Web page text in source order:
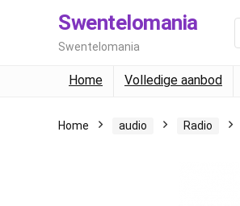
Swentelomania
Swentelomania
Home Volledige aanbod
Home audio Radio